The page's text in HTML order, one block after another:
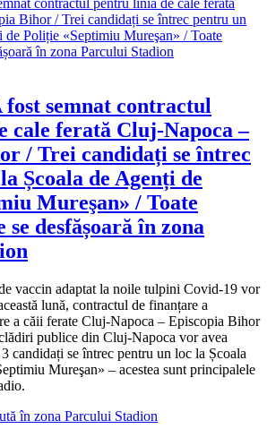
semnat contractul
cale ferată Cluj-Napoca –
/ Trei candidați se întrec
Școala de Agenți de
Mureşan» / Toate
se desfășoară în zona
vaccin adaptat la noile tulpini Covid-19 vor
lună, contractul de finanțare a
a căii ferate Cluj-Napoca – Episcopia Bihor
publice din Cluj-Napoca vor avea
candidați se întrec pentru un loc la Școala
Mureşan» – acestea sunt principalele